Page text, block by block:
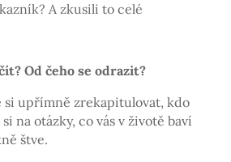
A zkusili to celé
Od čeho se odrazit?
si upřímně zrekapitulovat, kdo
na otázky, co vás v životě baví
štve.